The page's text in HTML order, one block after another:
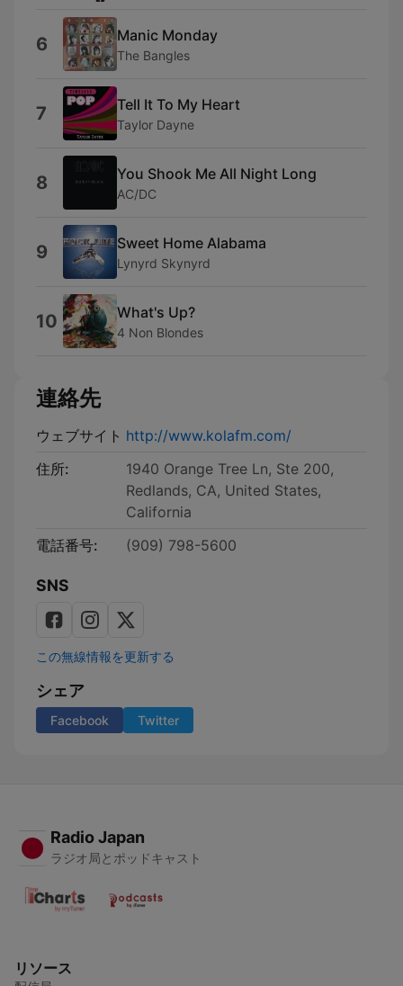
6 Manic Monday
The Bangles
7 Tell It To My Heart
Taylor Dayne
8 You Shook Me All Night Long
AC/DC
9 Sweet Home Alabama
Lynyrd Skynyrd
10 What's Up?
4 Non Blondes
連絡先
ウェブサイト http://www.kolafm.com/
住所:
1940 Orange Tree Ln, Ste 200,
Redlands, CA, United States,
California
電話番号:
(909) 798-5600
SNS
この無線情報を更新する
シェア
Facebook Twitter
Radio Japan
ラジオ局とポッドキャスト
リソース